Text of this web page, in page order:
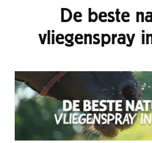
De beste
vliegenspray